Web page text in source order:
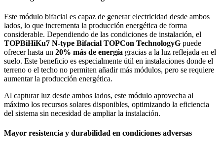
Este módulo bifacial es capaz de generar electricidad desde ambos
lados, lo que incrementa la producción energética de forma
considerable. Dependiendo de las condiciones de instalación, el
TOPBiHiKu7 N-type Bifacial TOPCon TechnologyG puede
ofrecer hasta un 20% más de energía gracias a la luz reflejada en el
suelo. Este beneficio es especialmente útil en instalaciones donde el
terreno o el techo no permiten añadir más módulos, pero se requiere
aumentar la producción energética.
Al capturar luz desde ambos lados, este módulo aprovecha al
máximo los recursos solares disponibles, optimizando la eficiencia
del sistema sin necesidad de ampliar la instalación.
Mayor resistencia y durabilidad en condiciones adversas